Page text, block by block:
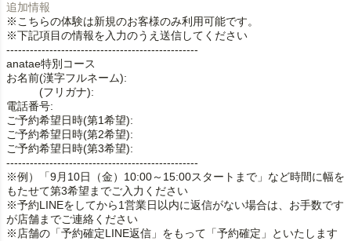
追加情報
※こちらの体験は新規のお客様のみ利用可能です。
※下記項目の情報を入力のうえ送信してください
-------------------------------------------------
anatae特別コース
お名前(漢字フルネーム):
(フリガナ):
電話番号:
ご予約希望日時(第1希望):
ご予約希望日時(第2希望):
ご予約希望日時(第3希望):
-------------------------------------------------
※例）「9月10日（金）10:00～15:00スタートまで」など時間に幅を
もたせて第3希望までご入力ください
※予約LINEをしてから1営業日以内に返信がない場合は、お手数です
が店舗までご連絡ください
※店舗の「予約確定LINE返信」をもって「予約確定」といたします